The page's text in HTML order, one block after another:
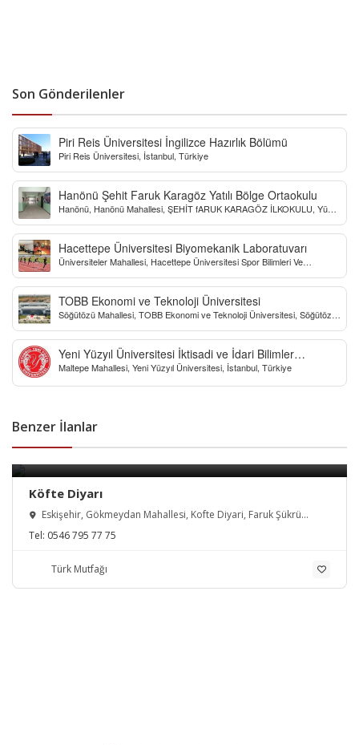
Son Gönderilenler
Piri Reis Üniversitesi İngilizce Hazırlık Bölümü
Piri Reis Üniversitesi, İstanbul, Türkiye
Hanönü Şehit Faruk Karagöz Yatılı Bölge Ortaokulu
Hanönü, Hanönü Mahallesi, ŞEHİT fARUK KARAGÖZ İLKOKULU, Yücel
Hacettepe Üniversitesi Biyomekanik Laboratuvarı
Üniversiteler Mahallesi, Hacettepe Üniversitesi Spor Bilimleri Ve
TOBB Ekonomi ve Teknoloji Üniversitesi
Söğütözü Mahallesi, TOBB Ekonomi ve Teknoloji Üniversitesi, Söğütözü
Yeni Yüzyıl Üniversitesi İktisadi ve İdari Bilimler
Fakültesi
Maltepe Mahallesi, Yeni Yüzyıl Üniversitesi, İstanbul, Türkiye
Benzer İlanlar
Köfte Diyarı
Eskişehir, Gökmeydan Mahallesi, Kofte Diyari, Faruk Şükrü
Tel: 0546 795 77 75
Türk Mutfağı